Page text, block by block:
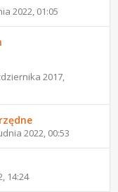
2022, 01:05
2017,
2022, 00:53
14:24